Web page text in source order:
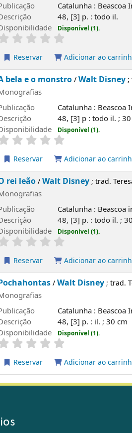
Catalunha : Beascoa
48, [3] p. : todo il.
Disponível (1).
Reservar Adicionar ao
bela e o monstro/Walt Disney;
Catalunha : Beascoa
48, [3] p : todo il. ;
Disponível (1).
Reservar Adicionar ao
rei leão/Walt Disney; trad.
Catalunha : Beascoa
48, [3] p. : todo il. ;
Disponível (1).
Reservar Adicionar ao
/Walt Disney; trad.
Catalunha : Beascoa
48, [3] p. : il. ; 30 cm
Disponível (1).
Reservar Adicionar ao